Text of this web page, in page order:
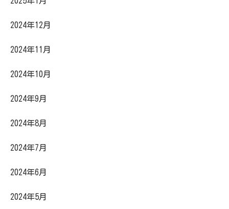
2024年12月
2024年11月
2024年10月
2024年9月
2024年8月
2024年7月
2024年6月
2024年5月